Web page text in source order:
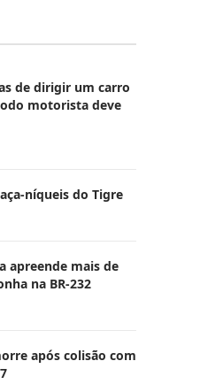
de dirigir um carro
motorista deve
níqueis do Tigre
apreende mais de
na BR-232
após colisão com